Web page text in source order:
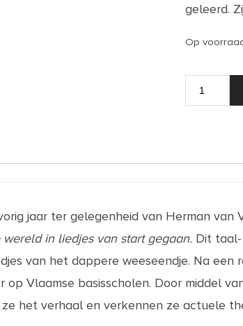
geleerd.
Op
MUZIEKBOEK
Alfred
aantal
jaar ter gelegenheid van Herman
in liedjes van start gegaan. Dit
van het dappere weeseendje. Na een
Vlaamse basisscholen. Door middel
het verhaal en verkennen ze actuele